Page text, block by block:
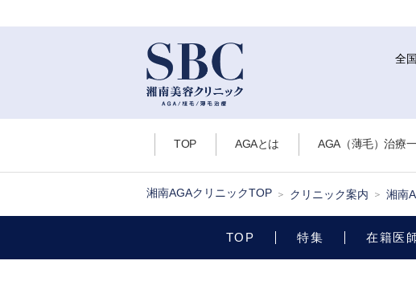
全
TOP AGAとは AGA（薄毛）治療
湘南AGAクリニックTOP クリニック案内 湘南
TOP 特集 在籍医